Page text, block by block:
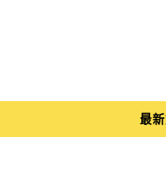
Yuki's
Main最